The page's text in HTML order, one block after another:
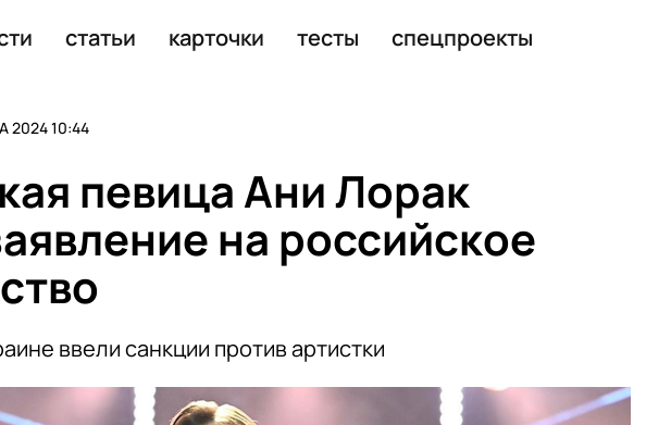
статьи карточки тесты спецпроекты
2024 10:44
певица Ани Лорак
на российское
ввели санкции против артистки